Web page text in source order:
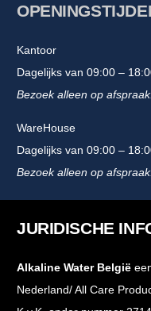
Kantoor
Dagelijks van 09:00 –
Bezoek alleen op afspraak.
WareHouse
Dagelijks van 09:00 –
Bezoek alleen op afspraak.
JURIDISCHE
Alkaline Water België
Nederland/ All Care